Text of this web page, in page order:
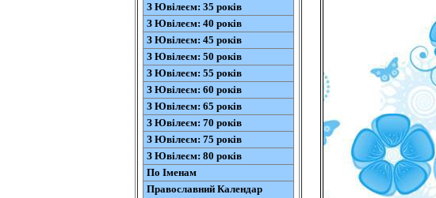
З Ювілеєм: 35 років
З Ювілеєм: 40 років
З Ювілеєм: 45 років
З Ювілеєм: 50 років
З Ювілеєм: 55 років
З Ювілеєм: 60 років
З Ювілеєм: 65 років
З Ювілеєм: 70 років
З Ювілеєм: 75 років
З Ювілеєм: 80 років
По Іменам
Православний Календар